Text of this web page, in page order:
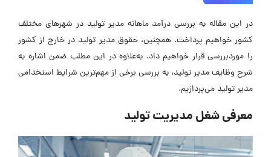
در این مقاله به بررسی درآمد ماهانه مدیر تولید در شهرهای مختلف
کشور خواهیم پرداخت. همچنین، حقوق مدیر تولید در خارج از کشور
را موردبررسی قرار خواهیم داد. به‌علاوه در این مطلب ضمن اشاره به
شرح وظایف مدیر تولید، به بررسی برخی از مهم‌ترین شرایط استخدامی
مدیر تولید می‌پردازیم.
معرفی شغل مدیریت تولید